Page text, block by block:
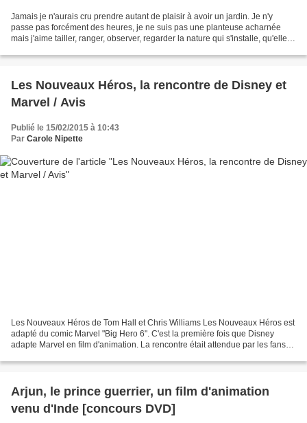
Jamais je n'aurais cru prendre autant de plaisir à avoir un jardin. Je n'y
passe pas forcément des heures, je ne suis pas une planteuse acharnée
mais j'aime tailler, ranger, observer, regarder la nature qui s'installe, qu'elle
Les Nouveaux Héros, la rencontre de Disney et
Marvel / Avis
Publié le 15/02/2015 à 10:43
Par Carole Nipette
Les Nouveaux Héros de Tom Hall et Chris Williams Les Nouveaux Héros est
adapté du comic Marvel "Big Hero 6". C'est la première fois que Disney
adapte Marvel en film d'animation. La rencontre était attendue par les fans
Arjun, le prince guerrier, un film d'animation
venu d'Inde [concours DVD]